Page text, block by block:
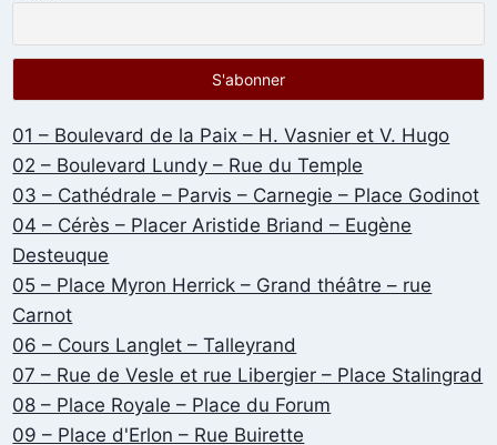
01 – Boulevard de la Paix – H. Vasnier et V. Hugo
02 – Boulevard Lundy – Rue du Temple
03 – Cathédrale – Parvis – Carnegie – Place Godinot
04 – Cérès – Placer Aristide Briand – Eugène
Desteuque
05 – Place Myron Herrick – Grand théâtre – rue
Carnot
06 – Cours Langlet – Talleyrand
07 – Rue de Vesle et rue Libergier – Place Stalingrad
08 – Place Royale – Place du Forum
09 – Place d'Erlon – Rue Buirette